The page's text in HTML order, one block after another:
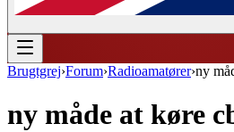
Brugtgrej›Forum›Radioamatører›ny
ny måde at køre